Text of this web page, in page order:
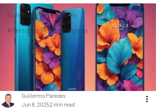
Guillermo Paredes Posts
#Personas FelicesYseguras
Guillermo Paredes
Jun 8, 20252 min read